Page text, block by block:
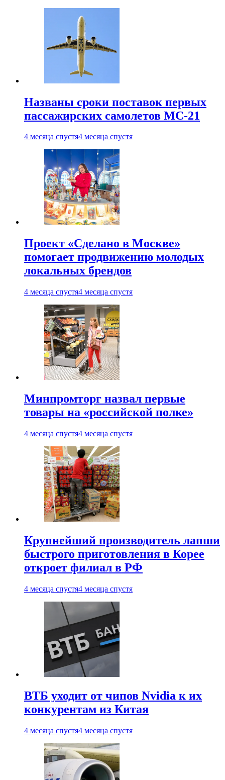
Названы сроки поставок первых
пассажирских самолетов МС-21
4 месяца спустя4 месяца спустя
Проект «Сделано в Москве»
помогает продвижению молодых
локальных брендов
4 месяца спустя4 месяца спустя
Минпромторг назвал первые
товары на «российской полке»
4 месяца спустя4 месяца спустя
Крупнейший производитель лапши
быстрого приготовления в Корее
откроет филиал в РФ
4 месяца спустя4 месяца спустя
ВТБ уходит от чипов Nvidia к их
конкурентам из Китая
4 месяца спустя4 месяца спустя